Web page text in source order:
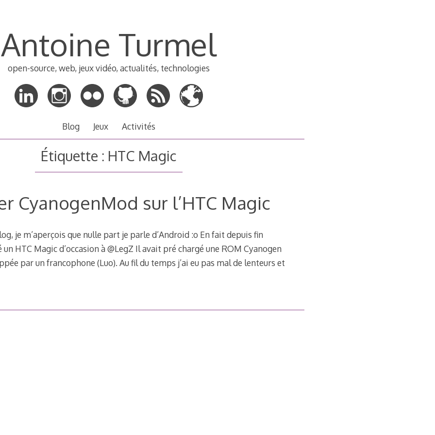
Antoine Turmel
open-source, web, jeux vidéo, actualités, technologies
Blog Jeux Activités
Étiquette : HTC Magic
CyanogenMod sur l’HTC Magic
je m’aperçois que nulle part je parle d’Android :o En fait depuis fin
un HTC Magic d’occasion à @LegZ Il avait pré chargé une ROM Cyanogen
par un francophone (Luo). Au fil du temps j’ai eu pas mal de lenteurs et